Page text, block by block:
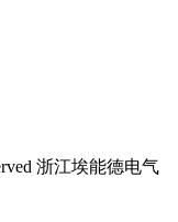
浙江埃能德电气